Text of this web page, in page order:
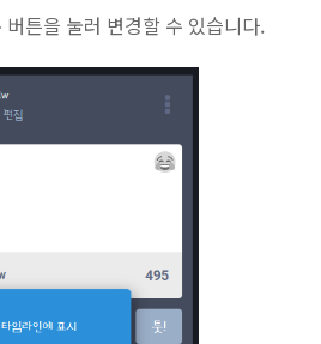
튼을 눌러 변경할 수 있습니다.